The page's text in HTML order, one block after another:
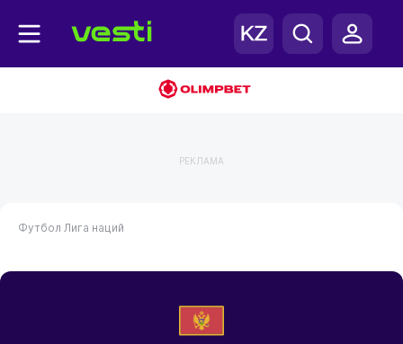
РЕКЛАМА
Футбол Лига наций